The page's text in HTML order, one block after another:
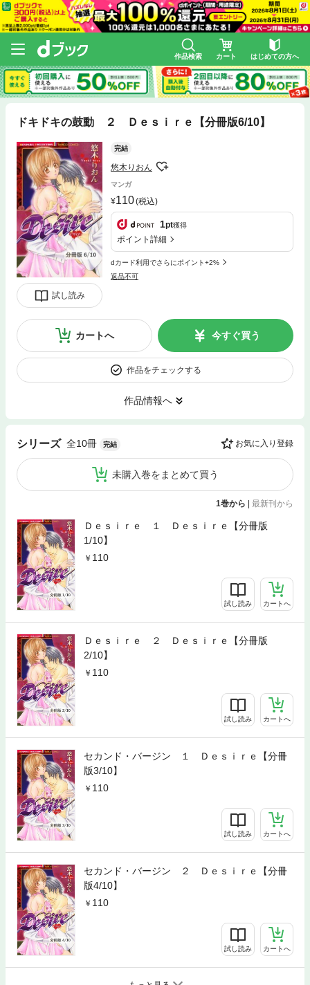
作品検索 カート はじめての方へ
ドキドキの鼓動 ２ Ｄｅｓｉｒｅ【分冊版6/10】
試し読み
完結
悠木りおん
マンガ
110(税込)
1pt獲得
ポイント詳細
dカード利用でさらにポイント+2%
返品不可
カートへ 今すぐ買う
作品をチェックする
作品情報へ
シリーズ 全10冊 完結 お気に入り登録
未購入巻をまとめて買う
1巻から 最新刊から
Ｄｅｓｉｒｅ １ Ｄｅｓｉｒｅ【分冊版
1/10】
110
試し読み カートへ
Ｄｅｓｉｒｅ ２ Ｄｅｓｉｒｅ【分冊版
2/10】
110
試し読み カートへ
セカンド・バージン １ Ｄｅｓｉｒｅ【分冊
版3/10】
110
試し読み カートへ
セカンド・バージン ２ Ｄｅｓｉｒｅ【分冊
版4/10】
110
試し読み カートへ